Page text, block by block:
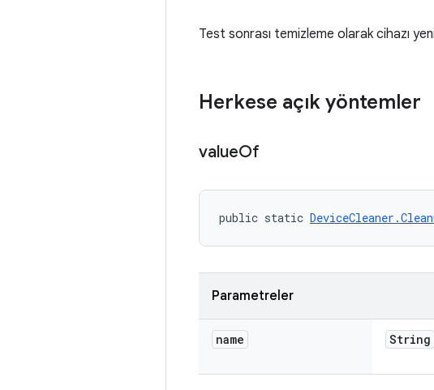
Test sonrası temizleme olarak cihazı
Herkese açık yöntemler
valueOf
public static
Parametreler
name String